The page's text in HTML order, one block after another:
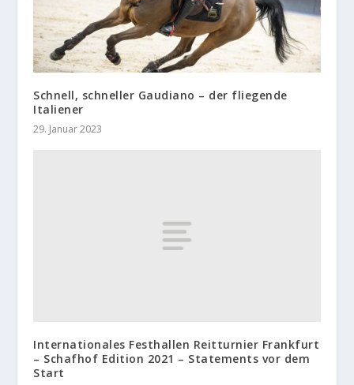
Schnell, schneller Gaudiano – der fliegende
Italiener
29. Januar 2023
Internationales Festhallen Reitturnier Frankfurt
– Schafhof Edition 2021 – Statements vor dem
Start